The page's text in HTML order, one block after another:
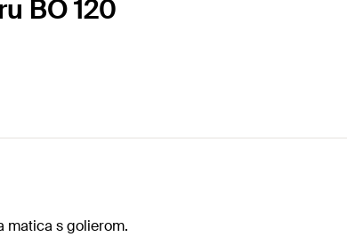
BO 120
matica s golierom.